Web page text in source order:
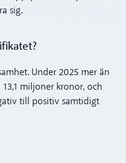
sig.
Under 2025 mer än
miljoner kronor, och
till positiv samtidigt